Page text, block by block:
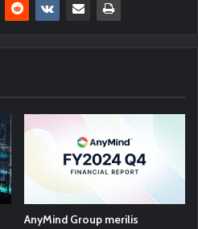
AnyMind Group merilis